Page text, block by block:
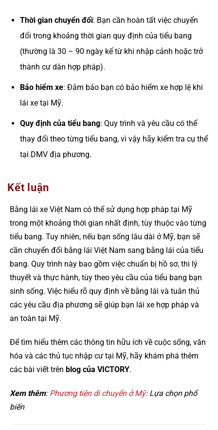
Thời gian chuyển đổi: Bạn cần hoàn tất việc chuyển
đổi trong khoảng thời gian quy định của tiểu bang
(thường là 30 – 90 ngày kể từ khi nhập cảnh hoặc trở
thành cư dân hợp pháp).
Bảo hiểm xe: Đảm bảo bạn có bảo hiểm xe hợp lệ khi
lái xe tại Mỹ.
Quy định của tiểu bang: Quy trình và yêu cầu có thể
thay đổi theo từng tiểu bang, vì vậy hãy kiểm tra cụ thể
tại DMV địa phương.
Kết luận
Bằng lái xe Việt Nam có thể sử dụng hợp pháp tại Mỹ
trong một khoảng thời gian nhất định, tùy thuộc vào từng
tiểu bang. Tuy nhiên, nếu bạn sống lâu dài ở Mỹ, bạn sẽ
cần chuyển đổi bằng lái Việt Nam sang bằng lái của tiểu
bang. Quy trình này bao gồm việc chuẩn bị hồ sơ, thi lý
thuyết và thực hành, tùy theo yêu cầu của tiểu bang bạn
sinh sống. Việc hiểu rõ quy định về bằng lái và tuân thủ
các yêu cầu địa phương sẽ giúp bạn lái xe hợp pháp và
an toàn tại Mỹ.
Để tìm hiểu thêm các thông tin hữu ích về cuộc sống, văn
hóa và các thủ tục nhập cư tại Mỹ, hãy khám phá thêm
các bài viết trên blog của VICTORY.
Xem thêm: Phương tiện di chuyển ở Mỹ: Lựa chọn phổ
biến